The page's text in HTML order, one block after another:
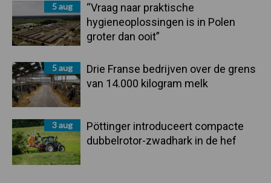
5 aug
“Vraag naar praktische
hygieneoplossingen is in Polen
groter dan ooit”
5 aug
Drie Franse bedrijven over de grens
van 14.000 kilogram melk
3 aug
Pöttinger introduceert compacte
dubbelrotor-zwadhark in de hef